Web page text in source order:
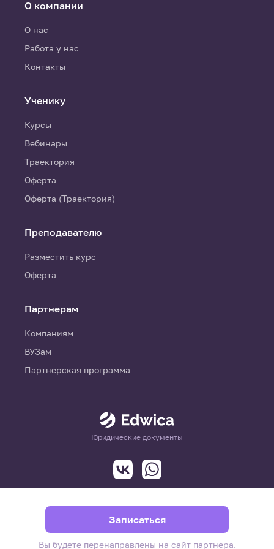
Записаться
Вы будете перенаправлены на сайт партнера.
Юридические документы
О компании
О нас
Работа у нас
Контакты
Ученику
Курсы
Вебинары
Траектория
Оферта
Оферта (Траектория)
Преподавателю
Разместить курс
Оферта
Партнерам
Компаниям
ВУЗам
Партнерская программа